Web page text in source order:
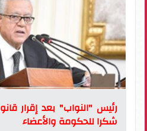
رئيس "النواب" بعد إقرار
شكرا للحكومة والأعضاء